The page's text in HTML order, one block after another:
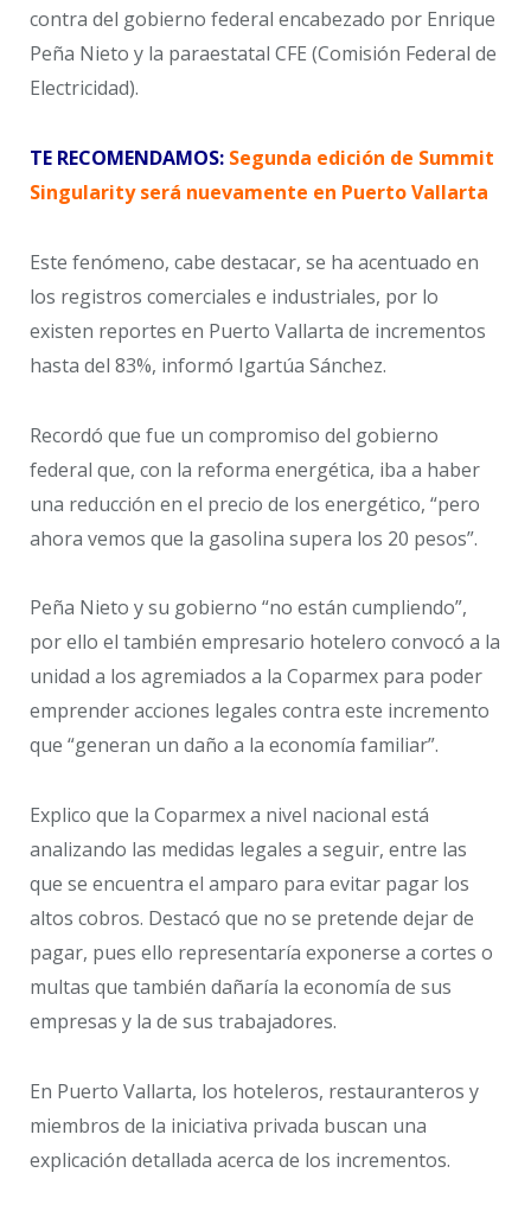
contra del gobierno federal encabezado por Enrique
Peña Nieto y la paraestatal CFE (Comisión Federal de
Electricidad).
TE RECOMENDAMOS: Segunda edición de Summit
Singularity será nuevamente en Puerto Vallarta
Este fenómeno, cabe destacar, se ha acentuado en
los registros comerciales e industriales, por lo
existen reportes en Puerto Vallarta de incrementos
hasta del 83%, informó Igartúa Sánchez.
Recordó que fue un compromiso del gobierno
federal que, con la reforma energética, iba a haber
una reducción en el precio de los energético, “pero
ahora vemos que la gasolina supera los 20 pesos”.
Peña Nieto y su gobierno “no están cumpliendo”,
por ello el también empresario hotelero convocó a la
unidad a los agremiados a la Coparmex para poder
emprender acciones legales contra este incremento
que “generan un daño a la economía familiar”.
Explico que la Coparmex a nivel nacional está
analizando las medidas legales a seguir, entre las
que se encuentra el amparo para evitar pagar los
altos cobros. Destacó que no se pretende dejar de
pagar, pues ello representaría exponerse a cortes o
multas que también dañaría la economía de sus
empresas y la de sus trabajadores.
En Puerto Vallarta, los hoteleros, restauranteros y
miembros de la iniciativa privada buscan una
explicación detallada acerca de los incrementos.